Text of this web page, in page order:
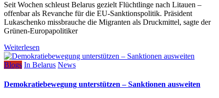
Seit Wochen schleust Belarus gezielt Flüchtlinge nach Litauen –
offenbar als Revanche für die EU-Sanktionspolitik. Präsident
Lukaschenko missbrauche die Migranten als Druckmittel, sagte der
Grünen-Europapolitiker
Weiterlesen
Blogs In Belarus News
Demokratiebewegung unterstützen – Sanktionen ausweiten